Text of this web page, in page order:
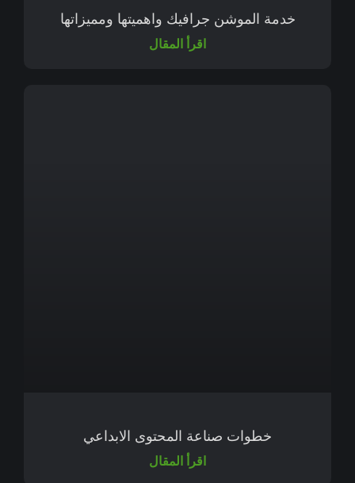
خدمة الموشن جرافيك واهميتها ومميزاتها
اقرأ المقال
خطوات صناعة المحتوى الابداعي
اقرأ المقال